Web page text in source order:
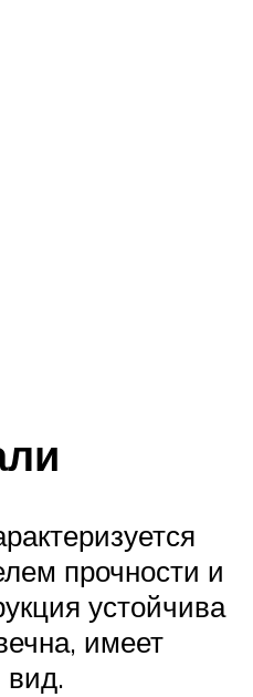
прочности и
устойчива
имеет
вид.